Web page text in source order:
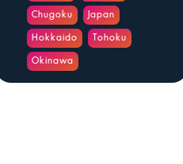
Chugoku
Japan
Hokkaido
Tohoku
Okinawa